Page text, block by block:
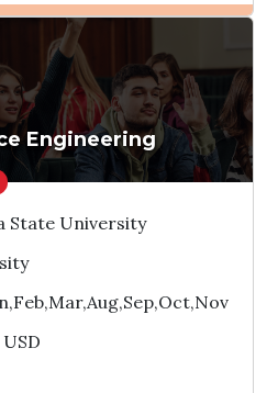
Ghi danh
Tham vấn Interlink
Engineering
State University